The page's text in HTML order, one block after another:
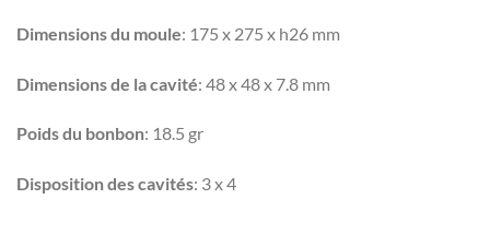
Dimensions du moule: 175 x 275 x h26 mm
Dimensions de la cavité: 48 x 48 x 7.8 mm
Poids du bonbon: 18.5 gr
Disposition des cavités: 3 x 4